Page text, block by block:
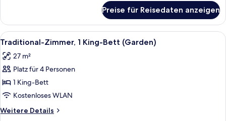
Zimmer,
1 King-
Bett
Preise für Reisedaten anzeigen
Alle
Fotos
für
Traditional-
Zimmer,
1 King-
Bett
(Garden)
Ein Hotelzimmer mit einem großen
5
Traditional-Zimmer, 1 King-Bett (Garden)
27 m²
Platz für 4 Personen
1 King-Bett
Kostenloses WLAN
Weitere Details
Weitere